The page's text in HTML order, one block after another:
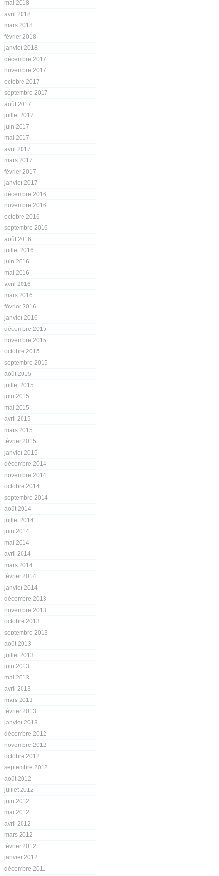
mai 2018
avril 2018
mars 2018
février 2018
janvier 2018
décembre 2017
novembre 2017
octobre 2017
septembre 2017
août 2017
juillet 2017
juin 2017
mai 2017
avril 2017
mars 2017
février 2017
janvier 2017
décembre 2016
novembre 2016
octobre 2016
septembre 2016
août 2016
juillet 2016
juin 2016
mai 2016
avril 2016
mars 2016
février 2016
janvier 2016
décembre 2015
novembre 2015
octobre 2015
septembre 2015
août 2015
juillet 2015
juin 2015
mai 2015
avril 2015
mars 2015
février 2015
janvier 2015
décembre 2014
novembre 2014
octobre 2014
septembre 2014
août 2014
juillet 2014
juin 2014
mai 2014
avril 2014
mars 2014
février 2014
janvier 2014
décembre 2013
novembre 2013
octobre 2013
septembre 2013
août 2013
juillet 2013
juin 2013
mai 2013
avril 2013
mars 2013
février 2013
janvier 2013
décembre 2012
novembre 2012
octobre 2012
septembre 2012
août 2012
juillet 2012
juin 2012
mai 2012
avril 2012
mars 2012
février 2012
janvier 2012
décembre 2011